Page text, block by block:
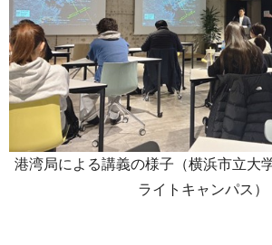
港湾局による講義の様子（横浜市立大
ライトキャンパス）